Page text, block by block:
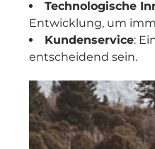
Technologische
Entwicklung, um
Kundenservice:
entscheidend sein.